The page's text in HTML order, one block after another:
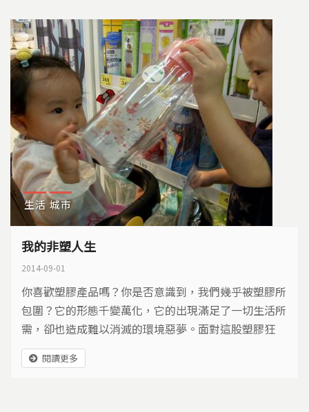
生活 城市
我的非塑人生
2014-09-01
你喜歡塑膠產品嗎？你是否意識到，我們幾乎被塑膠所
包圍？它的形態千變萬化，它的出現滿足了一切生活所
需，卻也造成難以消滅的環境惡夢。面對這股塑膠狂
潮，有人選擇與塑膠保持距離…
閱讀更多